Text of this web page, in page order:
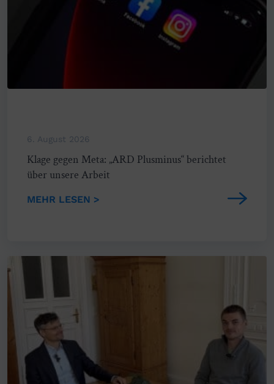
6. August 2026
Klage gegen Meta: „ARD Plusminus“ berichtet
über unsere Arbeit
MEHR LESEN >